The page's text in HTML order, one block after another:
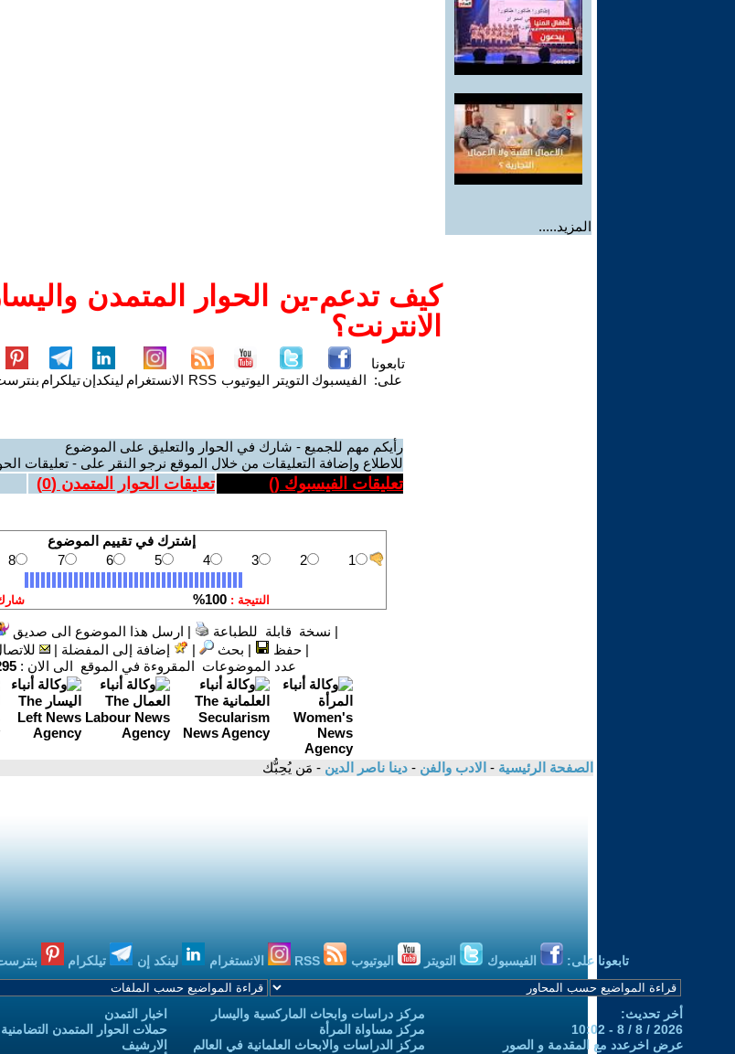
المزيد.....
كيف تدعم-ين الحوار المتمدن
الانترنت؟
تابعونا
على: الفيسبوك التويتر اليوتيوب RSS الانستغرام لينكدإنتيلكرام
رأيكم مهم للجميع - شارك في الحوار والتعليق على الموضوع
للاطلاع وإضافة التعليقات من خلال الموقع نرجو النقر على - تعليقات
تعليقات الفيسبوك () تعليقات الحوار المتمدن (0
)
| نسخة قابلة للطباعة | ارسل هذا الموضوع الى صديق
|حفظ | بحث | إضافة إلى المفضلة |
عدد الموضوعات المقروءة في الموقع الى الان :
الصفحة الرئيسية - الادب والفن - دينا ناصر الدين - مَن يُحِبُّك
تابعونا على: الفيسبوك التويتر اليوتيوب الانستغرام لينكد إن تيلكرام
أخر تحديث:
2026 / 8 / 8 - 10:02
عرض اخرعدد مع المقدمة و الصور
مركز دراسات وابحاث الماركسية واليسار
مركز مساواة المرأة
مركز الدراسات والابحاث العلمانية في العالم
اخبار التمدن
حملات الحوار المتمدن التضامنية
الارشيف